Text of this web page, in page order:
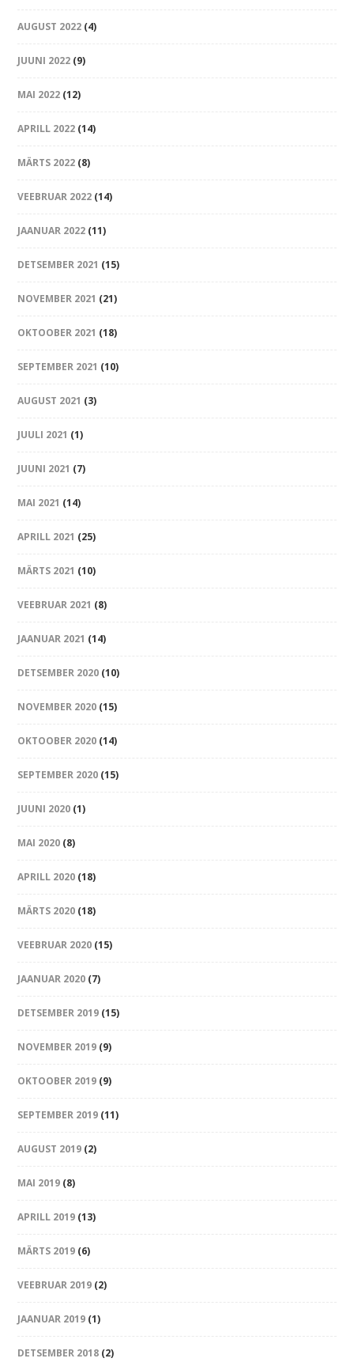
AUGUST 2022 (4)
JUUNI 2022 (9)
MAI 2022 (12)
APRILL 2022 (14)
MÄRTS 2022 (8)
VEEBRUAR 2022 (14)
JAANUAR 2022 (11)
DETSEMBER 2021 (15)
NOVEMBER 2021 (21)
OKTOOBER 2021 (18)
SEPTEMBER 2021 (10)
AUGUST 2021 (3)
JUULI 2021 (1)
JUUNI 2021 (7)
MAI 2021 (14)
APRILL 2021 (25)
MÄRTS 2021 (10)
VEEBRUAR 2021 (8)
JAANUAR 2021 (14)
DETSEMBER 2020 (10)
NOVEMBER 2020 (15)
OKTOOBER 2020 (14)
SEPTEMBER 2020 (15)
JUUNI 2020 (1)
MAI 2020 (8)
APRILL 2020 (18)
MÄRTS 2020 (18)
VEEBRUAR 2020 (15)
JAANUAR 2020 (7)
DETSEMBER 2019 (15)
NOVEMBER 2019 (9)
OKTOOBER 2019 (9)
SEPTEMBER 2019 (11)
AUGUST 2019 (2)
MAI 2019 (8)
APRILL 2019 (13)
MÄRTS 2019 (6)
VEEBRUAR 2019 (2)
JAANUAR 2019 (1)
DETSEMBER 2018 (2)